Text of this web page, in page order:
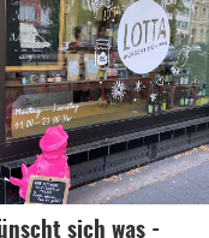
sich was -